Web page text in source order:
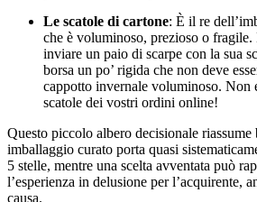
Le scatole di cartone: È il re
che è voluminoso, prezioso o fragile.
inviare un paio di scarpe con la sua
borsa un po’ rigida che non deve
cappotto invernale voluminoso. Non
scatole dei vostri ordini online!
Questo piccolo albero decisionale riassume
imballaggio curato porta quasi
5 stelle, mentre una scelta avventata può
l’esperienza in delusione per l’acquirente,
causa.